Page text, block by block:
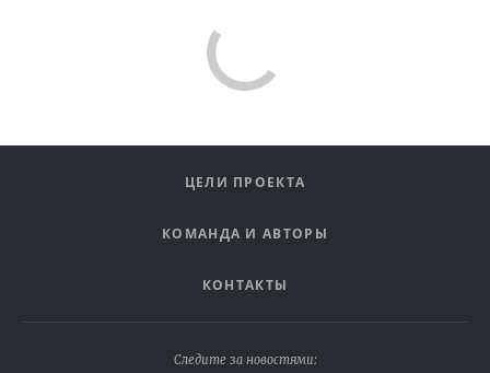
ЦЕЛИ ПРОЕКТА
КОМАНДА И АВТОРЫ
КОНТАКТЫ
Следите за новостями: